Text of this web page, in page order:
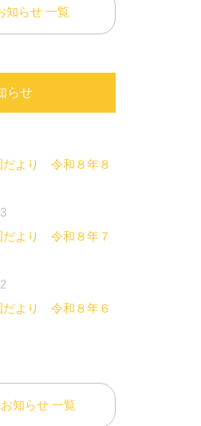
知らせ 一覧
らせ
だより 令和８年８
だより 令和８年７
だより 令和８年６
知らせ 一覧